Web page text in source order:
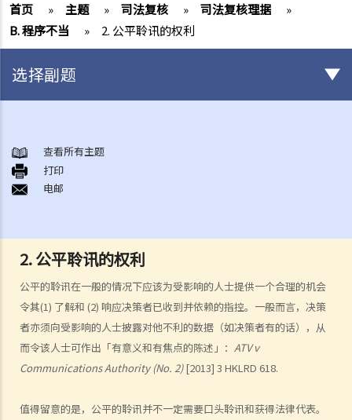
首页 » 主题 » 司法复核 » 司法复核理据
»
B. 程序不当
» 2. 公平聆讯的权利
2. 公平聆讯的权利
公平的聆讯在一般的情况下应该为受影响的人士提供一个合理的机会
令其(1) 了解和 (2) 响应决策者已收到并依赖的指控。一般而言，决策
者亦须向受影响的人士披露对他不利的数据（如决策者有的话），从
而令该人士可作出「有意义和有焦点的陈述」： ATV v
Communications Authority (No. 2)[2013] 3 HKLRD 618.
值得留意的是，公平的聆讯并不一定需要口头聆讯和获得法律代表。
选择副题
司法复核的基础和法庭的角色
什么时候可以进行司法复核
A. 司法复核的独有程序
D. 其他补救方法
E. 排除条款
F. 申请人的资格
司法复核理据
B. 程序不当
1. 自然公义的原则
3. 独立和无私
查看所有主题
打印
电邮